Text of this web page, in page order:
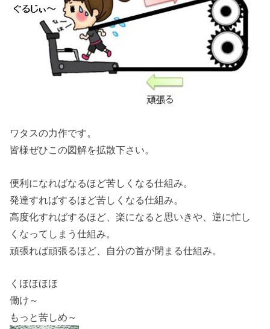
ワタスの力作です。
皆様ぜひこの図解を拡散下さい。
便利になればなるほど苦しくなる仕組み。
発達すればするほど苦しくなる仕組み。
高度化すればするほど、楽になると思いきや、逆に忙し
くなってしまう仕組み。
頑張れば頑張るほど、自分の首が閉まる仕組み。
くほほほほ
働け～
もっと苦しめ～